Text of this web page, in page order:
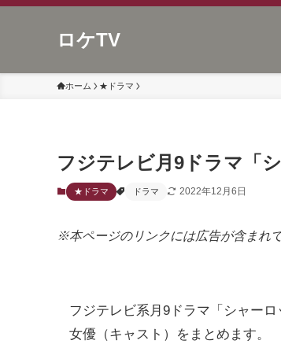
ロケTV
ホーム ★ドラマ
フジテレビ月9ドラマ「
★ドラマ ドラマ 2022年12月6日
※本ページのリンクには広告が含まれて
フジテレビ系月9ドラマ「シャー
女優（キャスト）をまとめます。